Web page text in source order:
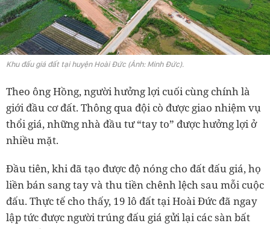
Khu đấu giá đất tại huyện Hoài Đức (Ảnh: Minh Đức).
Theo ông Hồng, người hưởng lợi cuối cùng chính là
giới đầu cơ đất. Thông qua đội cò được giao nhiệm vụ
thổi giá, những nhà đầu tư “tay to” được hưởng lợi ở
nhiều mặt.
Đầu tiên, khi đã tạo được độ nóng cho đất đấu giá, họ
liền bán sang tay và thu tiền chênh lệch sau mỗi cuộc
đấu. Thực tế cho thấy, 19 lô đất tại Hoài Đức đã ngay
lập tức được người trúng đấu giá gửi lại các sàn bất